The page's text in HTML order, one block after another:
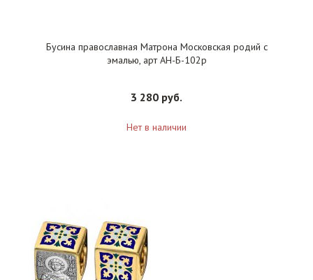
Бусина православная Матрона Московская родий с
эмалью, арт АН-Б-102р
3 280 руб.
Нет в наличии